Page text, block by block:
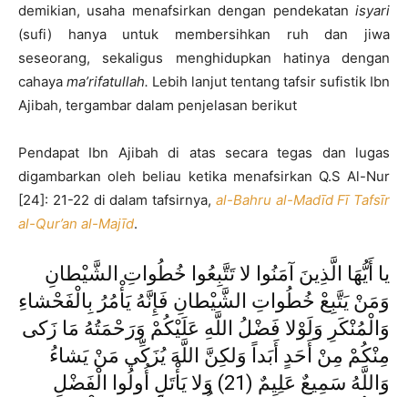
demikian, usaha menafsirkan dengan pendekatan isyari
(sufi) hanya untuk membersihkan ruh dan jiwa
seseorang, sekaligus menghidupkan hatinya dengan
cahaya ma’rifatullah. Lebih lanjut tentang tafsir sufistik Ibn
Ajibah, tergambar dalam penjelasan berikut
Pendapat Ibn Ajibah di atas secara tegas dan lugas
digambarkan oleh beliau ketika menafsirkan Q.S Al-Nur
[24]: 21-22 di dalam tafsirnya, al-Bahru al-Madīd Fī Tafsīr
al-Qur’an al-Majīd.
يا أَيُّهَا الَّذِينَ آمَنُوا لا تَتَّبِعُوا خُطُواتِ الشَّيْطانِ
وَمَنْ يَتَّبِعْ خُطُواتِ الشَّيْطانِ فَإِنَّهُ يَأْمُرُ بِالْفَحْشاءِ
وَالْمُنْكَرِ وَلَوْلا فَضْلُ اللَّهِ عَلَيْكُمْ وَرَحْمَتُهُ مَا زَكى
مِنْكُمْ مِنْ أَحَدٍ أَبَداً وَلكِنَّ اللَّهَ يُزَكِّي مَنْ يَشاءُ
وَاللَّهُ سَمِيعٌ عَلِيمٌ (21) وَلا يَأْتَلِ أُولُوا الْفَضْلِ